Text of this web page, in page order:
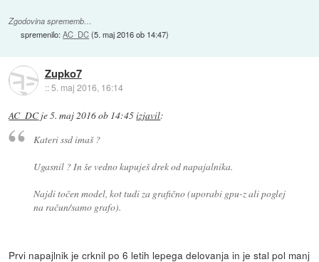
Zgodovina sprememb…
spremenilo:AC_DC(5. maj 2016 ob 14:47)
Zupko7
::5. maj 2016, 16:14
AC_DCje5. maj 2016 ob 14:45izjavil:
Kateri ssd imaš ?
Ugasnil ? In še vedno kupuješ drek od napajalnika.
Najdi točen model, kot tudi za grafično (uporabi gpu-z ali poglej
na račun/samo grafo).
Prvi napajlnik je crknil po 6 letih lepega delovanja in je stal pol manj